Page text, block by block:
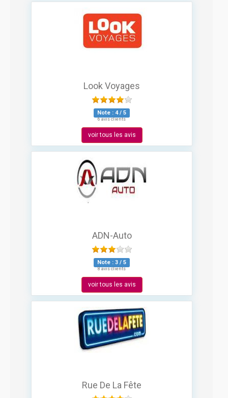
Look Voyages
Note : 4/ 5
6 avis clients
voir tous les avis
ADN-Auto
Note : 3 / 5
8 avis clients
voir tous les avis
Rue De La Fête